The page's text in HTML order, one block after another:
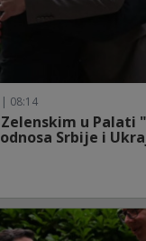
| 08:14
Zelenskim u Palati
Srbije i